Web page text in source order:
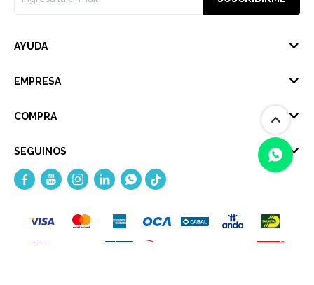
(0/4)
AYUDA
EMPRESA
COMPRA
SEGUINOS
    